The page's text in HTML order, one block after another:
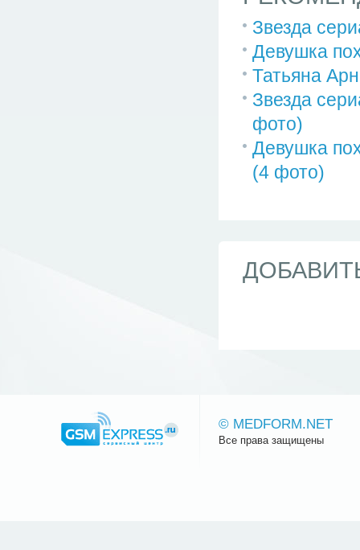
Звезда
Девушка
Татьяна
Звезда
фото)
Девушка
(4 фото)
© MEDFORM.NET
Все права защищены